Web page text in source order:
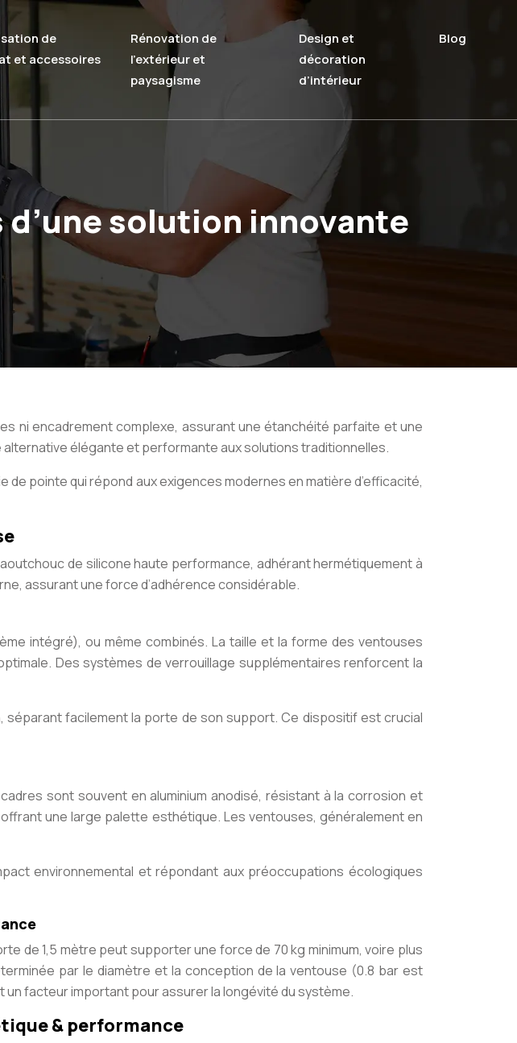
de
et accessoires
Rénovation de
l’extérieur et
paysagisme
Design et
décoration
d’intérieur
Blog
solution innovante
ni encadrement complexe, assurant une étanchéité parfaite et une
élégante et performante aux solutions traditionnelles.
pointe qui répond aux exigences modernes en matière d’efficacité,
de silicone haute performance, adhérant hermétiquement à
assurant une force d’adhérence considérable.
intégré), ou même combinés. La taille et la forme des ventouses
Des systèmes de verrouillage supplémentaires renforcent la
facilement la porte de son support. Ce dispositif est crucial
sont souvent en aluminium anodisé, résistant à la corrosion et
une large palette esthétique. Les ventouses, généralement en
environnemental et répondant aux préoccupations écologiques
de 1,5 mètre peut supporter une force de 70 kg minimum, voire plus
par le diamètre et la conception de la ventouse (0.8 bar est
facteur important pour assurer la longévité du système.
& performance